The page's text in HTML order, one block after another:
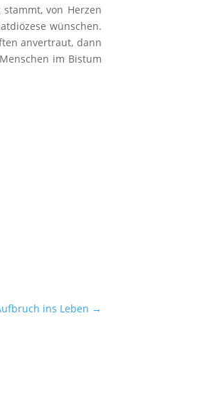
von Herzen
wünschen.
anvertraut, dann
im Bistum
ins Leben →